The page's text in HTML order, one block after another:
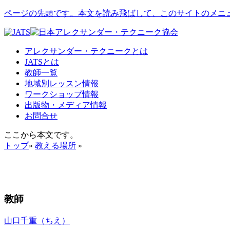
ページの先頭です。本文を読み飛ばして、このサイトのメニ
アレクサンダー・テクニークとは
JATSとは
教師一覧
地域別レッスン情報
ワークショップ情報
出版物・メディア情報
お問合せ
ここから本文です。
トップ» 教える場所 »
教師
山口千重（ちえ）